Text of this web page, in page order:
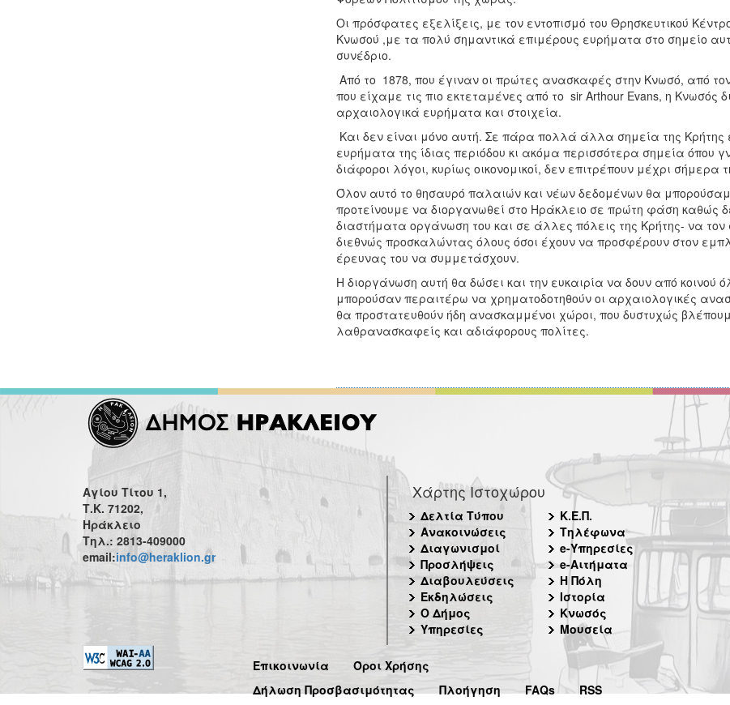
Οι πρόσφατες εξελίξεις, με τον εντοπισμό του Θρησκευτικού
Κνωσού ,με τα πολύ σημαντικά επιμέρους ευρήματα στο σημείο
συνέδριο.
Από το 1878, που έγιναν οι πρώτες ανασκαφές στην Κνωσό, από
που είχαμε τις πιο εκτεταμένες από το sir Arthour Evans, η Κνωσός
αρχαιολογικά ευρήματα και στοιχεία.
Και δεν είναι μόνο αυτή. Σε πάρα πολλά άλλα σημεία της
ευρήματα της ίδιας περιόδου κι ακόμα περισσότερα σημεία
διάφοροι λόγοι, κυρίως οικονομικοί, δεν επιτρέπουν μέχρι σήμερα
Όλον αυτό το θησαυρό παλαιών και νέων δεδομένων θα
προτείνουμε να διοργανωθεί στο Ηράκλειο σε πρώτη φάση καθώς
διαστήματα οργάνωση του και σε άλλες πόλεις της Κρήτης- να
διεθνώς προσκαλώντας όλους όσοι έχουν να προσφέρουν στον
έρευνας του να συμμετάσχουν.
Η διοργάνωση αυτή θα δώσει και την ευκαιρία να δουν από κοινού
μπορούσαν περαιτέρω να χρηματοδοτηθούν οι αρχαιολογικές
θα προστατευθούν ήδη ανασκαμμένοι χώροι, που δυστυχώς
λαθρανασκαφείς και αδιάφορους πολίτες.
Αγίου Τίτου 1,
Τ.Κ. 71202,
Ηράκλειο
Τηλ.: 2813-409000
email:info@heraklion.gr
Χάρτης Ιστοχώρου
Δελτία Τύπου
Ανακοινώσεις
Διαγωνισμοί
Προσλήψεις
Διαβουλεύσεις
Εκδηλώσεις
Ο Δήμος
Υπηρεσίες
Κ.Ε.Π.
Τηλέφωνα
e-Υπηρεσίες
e-Αιτήματα
Η Πόλη
Ιστορία
Κνωσός
Μουσεία
Επικοινωνία
Όροι Χρήσης
Δήλωση Προσβασιμότητας
Πλοήγηση FAQs RSS